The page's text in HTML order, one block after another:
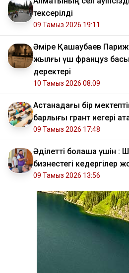
тексерілді
09 Тамыз 2026 19:11
Әміре Қашаубаев Париж
жылғы үш француз
деректері
10 Тамыз 2026 08:09
Астанадағы бір
барлығы грант иегері
09 Тамыз 2026 17:48
Әділетті болашақ үшін :
бизнестегі кедергілер
09 Тамыз 2026 13:56